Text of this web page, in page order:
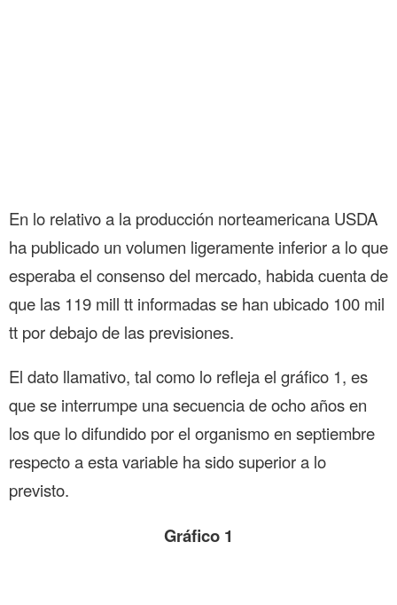
En lo relativo a la producción norteamericana USDA
ha publicado un volumen ligeramente inferior a lo que
esperaba el consenso del mercado, habida cuenta de
que las 119 mill tt informadas se han ubicado 100 mil
tt por debajo de las previsiones.
El dato llamativo, tal como lo refleja el gráfico 1, es
que se interrumpe una secuencia de ocho años en
los que lo difundido por el organismo en septiembre
respecto a esta variable ha sido superior a lo
previsto.
Gráfico 1